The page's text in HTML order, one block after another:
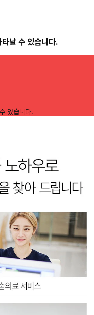
날 수 있습니다.
있습니다.